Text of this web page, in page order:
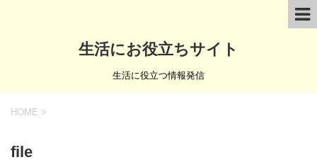
生活にお役立ちサイト
生活に役立つ情報発信
HOME >
file